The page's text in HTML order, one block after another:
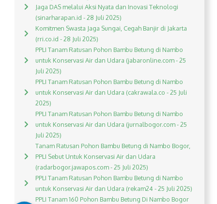
Jaga DAS melalui Aksi Nyata dan Inovasi Teknologi
(sinarharapan.id - 28 Juli 2025)
Komitmen Swasta Jaga Sungai, Cegah Banjir di Jakarta
(rri.co.id - 28 Juli 2025)
PPLI Tanam Ratusan Pohon Bambu Betung di Nambo
untuk Konservasi Air dan Udara (jabaronline.com - 25
Juli 2025)
PPLI Tanam Ratusan Pohon Bambu Betung di Nambo
untuk Konservasi Air dan Udara (cakrawala.co - 25 Juli
2025)
PPLI Tanam Ratusan Pohon Bambu Betung di Nambo
untuk Konservasi Air dan Udara (jurnalbogor.com - 25
Juli 2025)
Tanam Ratusan Pohon Bambu Betung di Nambo Bogor,
PPLI Sebut Untuk Konservasi Air dan Udara
(radarbogor.jawapos.com - 25 Juli 2025)
PPLI Tanam Ratusan Pohon Bambu Betung di Nambo
untuk Konservasi Air dan Udara (rekam24 - 25 Juli 2025)
PPLI Tanam 160 Pohon Bambu Betung Di Nambo Bogor